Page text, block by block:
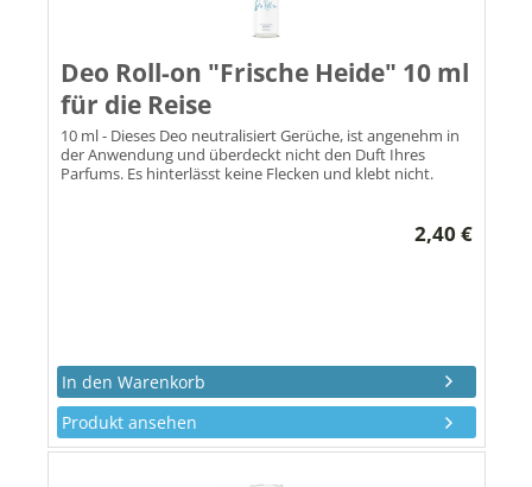
Deo Roll-on "Frische Heide" 10 ml
für die Reise
10 ml - Dieses Deo neutralisiert Gerüche, ist angenehm in
der Anwendung und überdeckt nicht den Duft Ihres
Parfums. Es hinterlässt keine Flecken und klebt nicht.
2,40 €
Produkt ansehen